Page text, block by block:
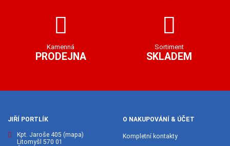
Kamenná
PRODEJNA
Sortiment
SKLADEM
JIŘÍ PORTLÍK
Kpt. Jaroše 405 (mapa)
Litomyšl 570 01
O NAKUPOVÁNÍ & ÚČET
Kompletní kontakty